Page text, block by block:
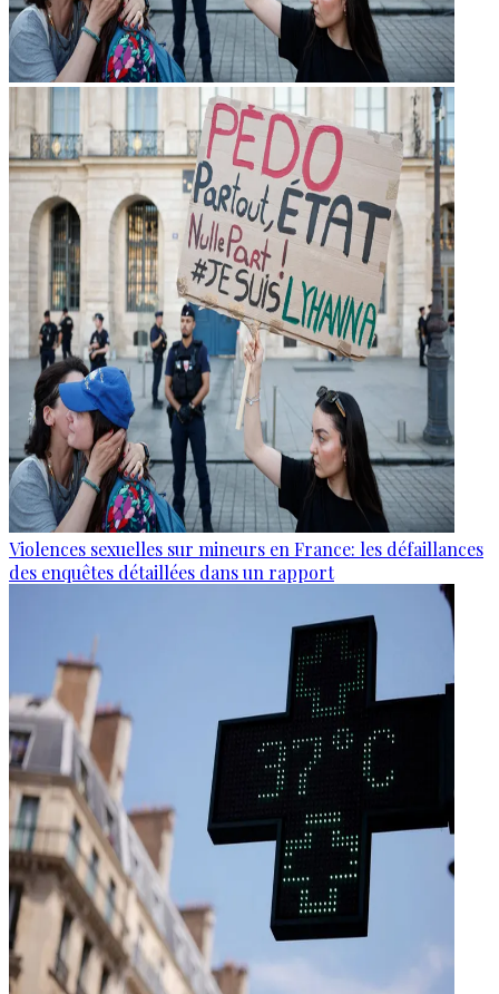
Violences sexuelles sur mineurs en France: les défaillances
des enquêtes détaillées dans un rapport